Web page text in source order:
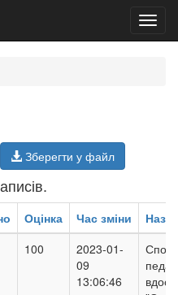
Зберегти у файл
Оцінка Час зміни
100
2023-01-
09
13:06:46